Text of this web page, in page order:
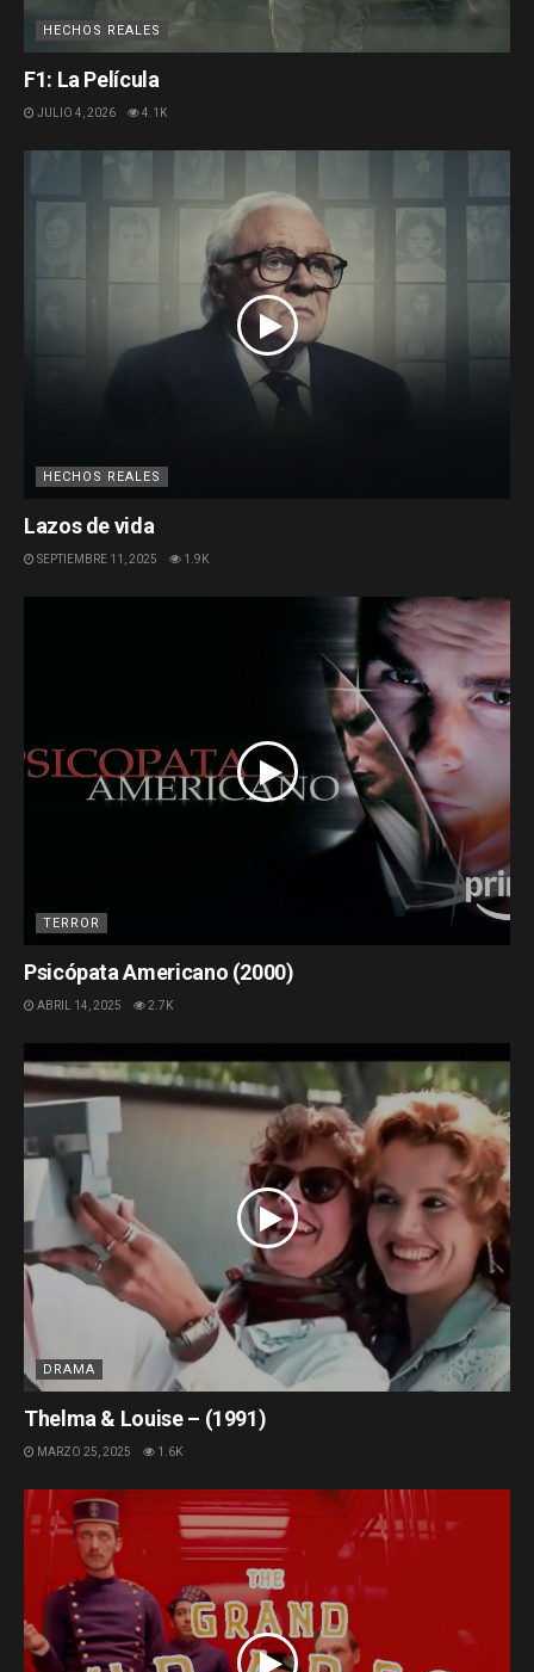
HECHOS REALES
F1: La Película
JULIO 4, 2026 4.1K
HECHOS REALES
Lazos de vida
SEPTIEMBRE 11, 2025 1.9K
TERROR
Psicópata Americano (2000)
ABRIL 14, 2025 2.7K
DRAMA
Thelma & Louise – (1991)
MARZO 25, 2025 1.6K